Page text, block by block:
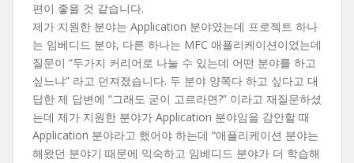
편이 좋을 것 같습니다.
제가 지원한 분야는 Application 분야였는데 프로젝트 하나
는 임베디드 분야, 다른 하나는 MFC 애플리케이션이었는데
질문이 “두가지 커리어로 나눌 수 있는데 어떤 분야를 하고
싶느냐” 라고 던져졌습니다. 두 분야 양쪽다 하고 싶다고 대
답한 제 답변에 “그래도 굳이 고르라면?” 이라고 재질문하셨
는데 제가 지원한 분야가 Application 분야임을 감안할 때
Application 분야라고 했어야 하는데 “애플리케이션 분야는
해왔던 분야기 때문에 익숙하고 임베디드 분야가 더 학습해